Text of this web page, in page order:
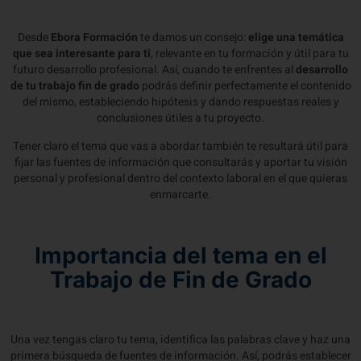
DesdeEbora Formación te damos un consejo: elige una temática
que sea interesante para ti, relevante en tu formación y útil para tu
futuro desarrollo profesional. Así, cuando te enfrentes al desarrollo
de tu trabajo fin de grado podrás definir perfectamente el contenido
del mismo, estableciendo hipótesis y dando respuestas reales y
conclusiones útiles a tu proyecto.
Tener claro el tema que vas a abordar también te resultará útil para
fijar las fuentes de información que consultarás y aportar tu visión
personal y profesional dentro del contexto laboral en el que quieras
enmarcarte.
Importancia del tema en el
Trabajo de Fin de Grado
Una vez tengas claro tu tema, identifica las palabras clave y haz una
primera búsqueda de fuentes de información. Así, podrás establecer